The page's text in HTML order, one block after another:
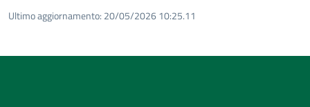
Ultimo aggiornamento: 20/05/2026 10:25.11